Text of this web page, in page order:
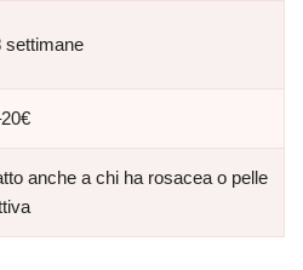
settimane
anche a chi ha rosacea o pelle